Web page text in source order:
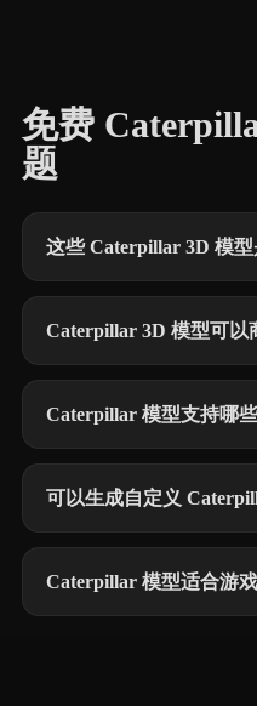
免费
题
这些 Caterpillar 3D 模型
Caterpillar 3D 模型可以
Caterpillar 模型支持哪
可以生成自定义
Caterpillar 模型适合游